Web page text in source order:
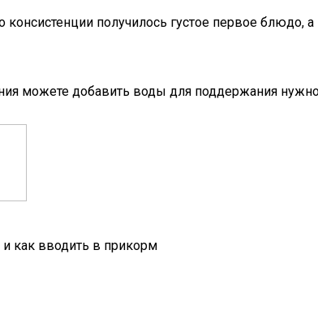
получилось густое первое блюдо, а
можете добавить воды для поддержания
как вводить в прикорм